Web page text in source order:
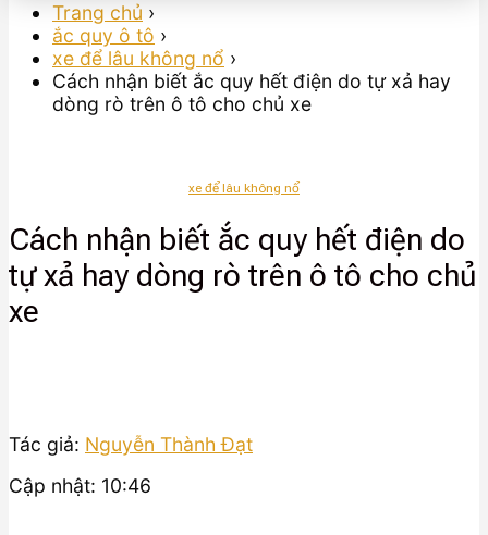
Trang chủ ›
ắc quy ô tô ›
xe để lâu không nổ ›
Cách nhận biết ắc quy hết điện do tự xả hay
dòng rò trên ô tô cho chủ xe
xe để lâu không nổ
Cách nhận biết ắc quy hết điện do
tự xả hay dòng rò trên ô tô cho chủ
xe
Tác giả: Nguyễn Thành Đạt
Cập nhật: 10:46